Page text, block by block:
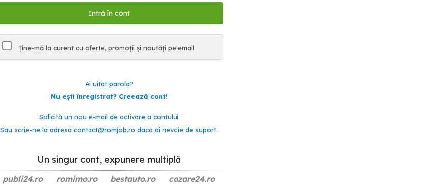
Ține-mă la curent cu oferte, promoții și noutăți pe email
Ai uitat parola?
Nu ești înregistrat? Creează cont!
Solicită un nou e-mail de activare a contului
Sau scrie-ne la adresa contact@romjob.ro daca ai nevoie de suport.
Un singur cont, expunere multiplă
publi24.ro romimo.ro bestauto.ro cazare24.ro